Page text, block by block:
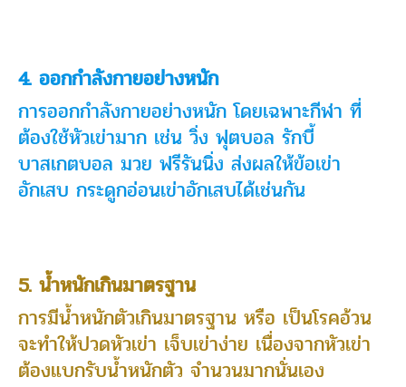
4. ออกกำลังกายอย่างหนัก
การออกกำลังกายอย่างหนัก โดยเฉพาะกีฬา ที่
ต้องใช้หัวเข่ามาก เช่น วิ่ง ฟุตบอล รักบี้
บาสเกตบอล มวย ฟรีรันนิ่ง ส่งผลให้ข้อเข่า
อักเสบ กระดูกอ่อนเข่าอักเสบได้เช่นกัน
5. น้ำหนักเกินมาตรฐาน
การมีน้ำหนักตัวเกินมาตรฐาน หรือ เป็นโรคอ้วน
จะทำให้ปวดหัวเข่า เจ็บเข่าง่าย เนื่องจากหัวเข่า
ต้องแบกรับน้ำหนักตัว จำนวนมากนั่นเอง